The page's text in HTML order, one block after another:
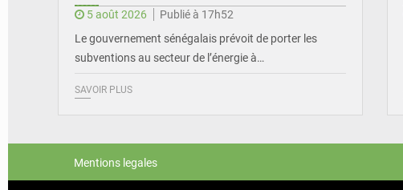
5 août 2026
Publié à 17h52
Le gouvernement sénégalais prévoit de porter les
subventions au secteur de l’énergie à…
SAVOIR PLUS
Mentions legales